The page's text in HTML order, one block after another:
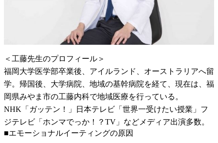
＜工藤先生のプロフィール＞
福岡大学医学部卒業後、アイルランド、オーストラリアへ留
学。帰国後、大学病院、地域の基幹病院を経て、現在は、福
岡県みやま市の工藤内科で地域医療を行っている。
NHK「ガッテン！」日本テレビ「世界一受けたい授業」フ
ジテレビ「ホンマでっか！？TV」などメディア出演多数。
■エモーショナルイーティングの原因